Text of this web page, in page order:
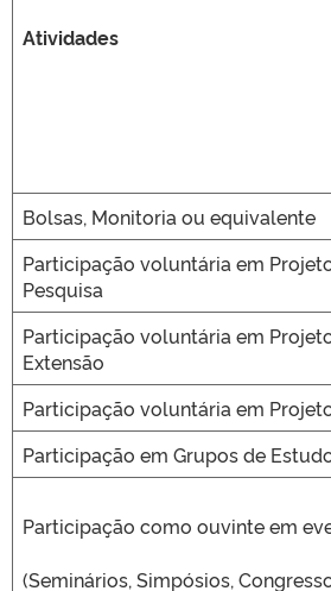
Atividades
Bolsas, Monitoria ou equivalente
Participação voluntária em
Pesquisa
Participação voluntária em
Extensão
Participação voluntária em
Participação em Grupos de
Participação como ouvinte em
(Seminários, Simpósios,